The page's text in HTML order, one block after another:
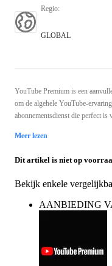
Regio:
GLOBAL
YouTube Premium is een
om de algehele YouTube-
abonnementsdienst die perfect
Meer lezen
Dit artikel is niet op
Bekijk enkele
AANBIEDING